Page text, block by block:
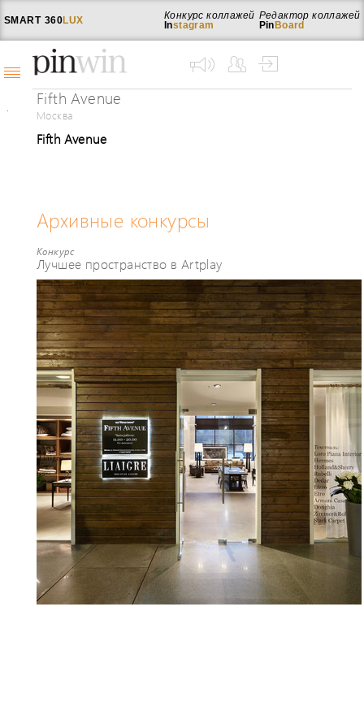
SMART 360LUX
Редактор коллажей
Pin Board
Конкурс коллажей
Instagram
Fifth Avenue
Москва
Fifth Avenue
Архивные конкурсы
Конкурс
Лучшее пространство в Artplay